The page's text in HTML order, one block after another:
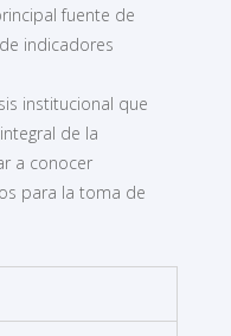
fuente de
indicadores
institucional que
de la
a conocer
para la toma de